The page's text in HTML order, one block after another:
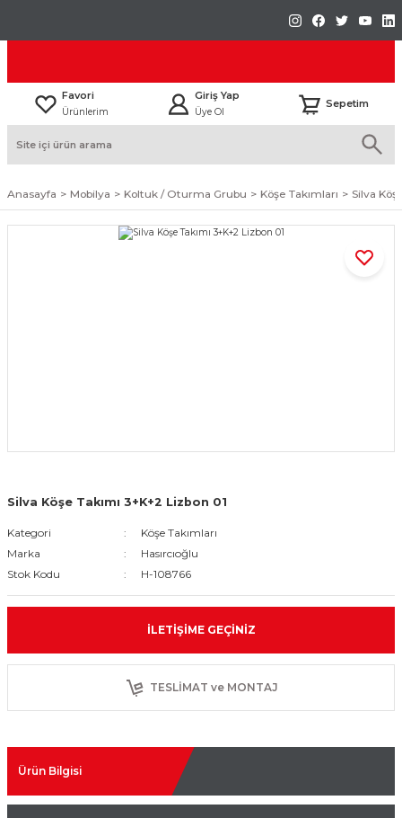
Favori
Ürünlerim
Giriş Yap
Üye Ol
Sepetim
Anasayfa Mobilya Koltuk / Oturma Grubu Köşe Takımları Silva
Silva Köşe Takımı 3+K+2 Lizbon 01
Kategori
Köşe Takımları
Marka
Hasırcıoğlu
Stok Kodu
H-108766
İLETIŞIME GEÇINIZ
TESLİMAT ve MONTAJ
Ürün Bilgisi